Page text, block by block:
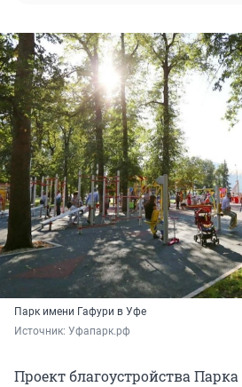
Парк имени Гафури в Уфе
Источник: Уфапарк.рф
Проект благоустройства